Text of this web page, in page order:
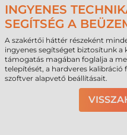
INGYENES
SEGÍTSÉG A
A szakértői háttér részeként
ingyenes segítséget biztosítunk a
támogatás magában foglalja a
telepítését, a hardveres
szoftver alapvető beállításait.